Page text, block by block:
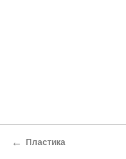
← Пластика